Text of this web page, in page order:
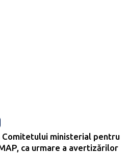
ministerial pentru
ca urmare a avertizărilor